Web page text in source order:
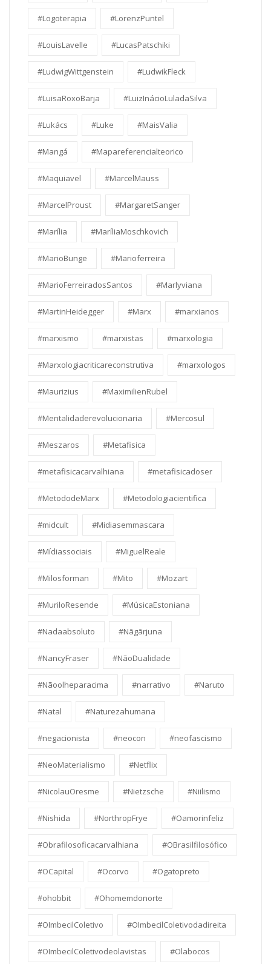
#Logoterapia #LorenzPuntel
#LouisLavelle #LucasPatschiki
#LudwigWittgenstein #LudwikFleck
#LuisaRoxoBarja #LuizInácioLuladaSilva
#Lukács #Luke #MaisValia
#Mangá #Mapareferencialteorico
#Maquiavel #MarcelMauss
#MarcelProust #MargaretSanger
#Marília #MaríliaMoschkovich
#MarioBunge #Marioferreira
#MarioFerreiradosSantos #Marlyviana
#MartinHeidegger #Marx #marxianos
#marxismo #marxistas #marxologia
#Marxologiacriticareconstrutiva #marxologos
#Maurizius #MaximilienRubel
#Mentalidaderevolucionaria #Mercosul
#Meszaros #Metafisica
#metafisicacarvalhiana #metafisicadoser
#MetododeMarx #Metodologiacientifica
#midcult #Midiasemmascara
#Mídiassociais #MiguelReale
#Milosforman #Mito #Mozart
#MuriloResende #MúsicaEstoniana
#Nadaabsoluto #Nāgārjuna
#NancyFraser #NãoDualidade
#Nãoolheparacima #narrativo #Naruto
#Natal #Naturezahumana
#negacionista #neocon #neofascismo
#NeoMaterialismo #Netflix
#NicolauOresme #Nietzsche #Niilismo
#Nishida #NorthropFrye #Oamorinfeliz
#Obrafilosoficacarvalhiana #OBrasilfilosófico
#OCapital #Ocorvo #Ogatopreto
#ohobbit #Ohomemdonorte
#OImbecilColetivo #OImbecilColetivodadireita
#OImbecilColetivodeolavistas #Olabocos